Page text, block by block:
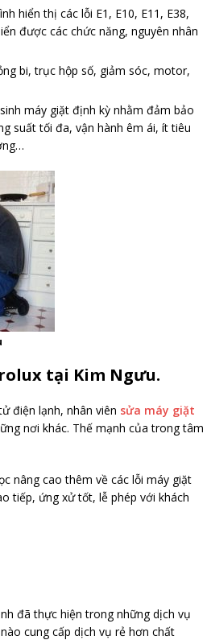
hiển thị các lỗi E1, E10, E11, E38,
được các chức năng, nguyên nhân
bi, trục hộp số, giảm sóc, motor,
máy giặt định kỳ nhằm đảm bảo
suất tối đa, vận hành êm ái, ít tiêu
tại Kim Ngưu.
điện lạnh, nhân viên sửa máy giặt
nơi khác. Thế mạnh của trong tâm
nâng cao thêm về các lỗi máy giặt
tiếp, ứng xử tốt, lễ phép với khách
đã thực hiện trong những dịch vụ
cung cấp dịch vụ rẻ hơn chất